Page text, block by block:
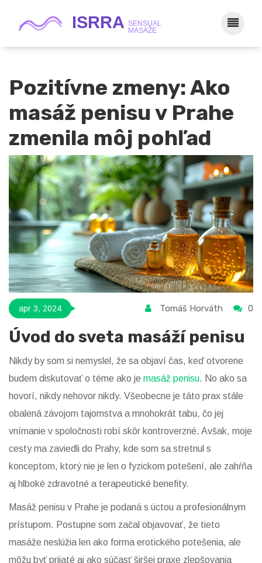
Pozitívne zmeny: Ako
masáž penisu v Prahe
zmenila môj pohľad
apr 3, 2024 Tomáš Horváth 0
Úvod do sveta masáží penisu
Nikdy by som si nemyslel, že sa objaví čas, keď otvorene
budem diskutovať o téme ako je masáž penisu. No ako sa
hovorí, nikdy nehovor nikdy. Všeobecne je táto prax stále
obalená závojom tajomstva a mnohokrát tabu, čo jej
vnímanie v spoločnosti robí skôr kontroverzné. Avšak, moje
cesty ma zaviedli do Prahy, kde som sa stretnul s
konceptom, ktorý nie je len o fyzickom potešení, ale zahŕňa
aj hlboké zdravotné a terapeutické benefity.
Masáž penisu v Prahe je podaná s úctou a profesionálnym
prístupom. Postupne som začal objavovať, že tieto
masáže neslúžia len ako forma erotického potešenia, ale
môžu byť prijaté aj ako súčasť širšej praxe zlepšovania